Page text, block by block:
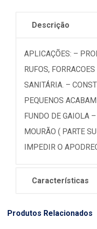
Descrição
APLICAÇÕES: –
RUFOS,
SANITÁRIA. –
PEQUENOS
FUNDO DE GAIOLA
MOURÃO ( PARTE
IMPEDIR O
Características
Produtos Relacionados